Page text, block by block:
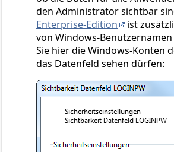
den Administrator sichtbar
Enterprise-Edition
ist
von Windows-
Sie hier die Windows-Konten
das Datenfeld sehen dürfen: